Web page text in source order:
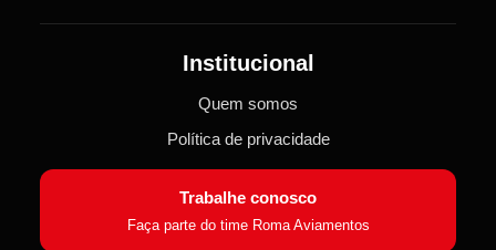
Institucional
Quem somos
Política de privacidade
Trabalhe conosco
Faça parte do time Roma Aviamentos